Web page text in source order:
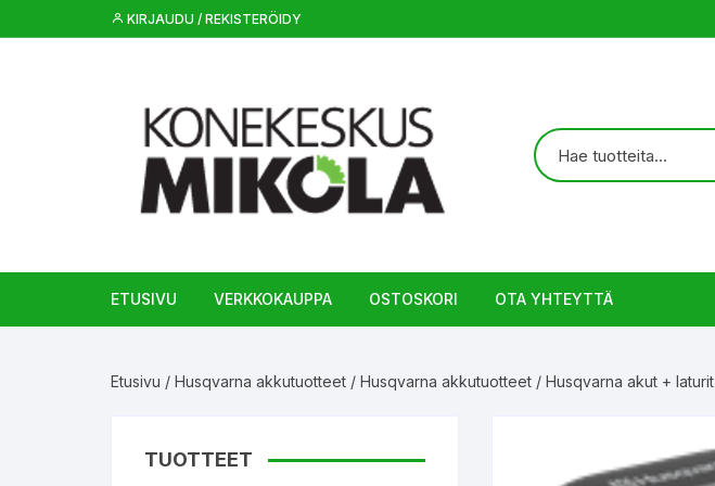
suoraan
KIRJAUDU / REKISTERÖIDY
ETUSIVU VERKKOKAUPPA OSTOSKORI OTA YHTEYTTÄ
Etusivu / Husqvarna akkutuotteet / Husqvarna akkutuotteet / Husqvarna akut + laturit
TUOTTEET